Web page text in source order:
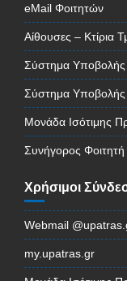
eMail Φοιτητών
Αίθουσες – Κτίρια
Σύστημα Υποβολής
Σύστημα Υποβολής
Μονάδα Ισότιμης
Συνήγορος Φοιτητή
Χρήσιμοι
Webmail
my.upatras.gr